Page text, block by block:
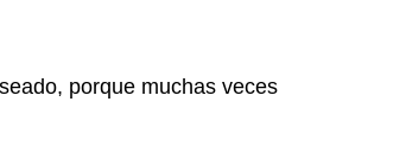
porque muchas veces